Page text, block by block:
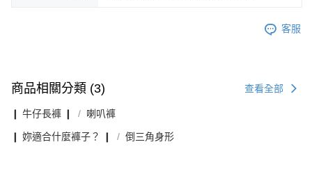
客服
商品相關分類 (3) 查看全部
❙ 牛仔長褲 ❙ 喇叭褲
❙ 妳適合什麼褲子？ ❙ 倒三角身形